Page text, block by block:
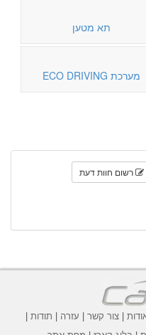
תא מטען
מערכת ECO DRIVING
רשום חוות דעת
|צור קשר | עזרה | תודות |